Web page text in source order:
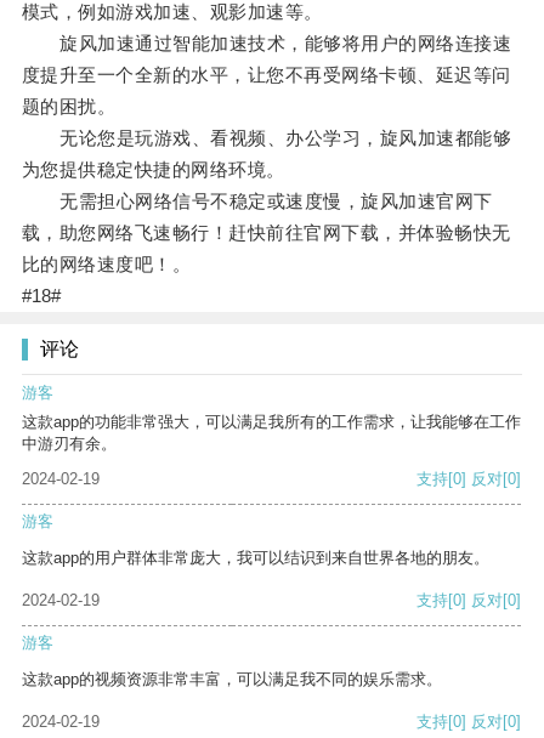
模式，例如游戏加速、观影加速等。
旋风加速通过智能加速技术，能够将用户的网络连接速
度提升至一个全新的水平，让您不再受网络卡顿、延迟等问
题的困扰。
无论您是玩游戏、看视频、办公学习，旋风加速都能够
为您提供稳定快捷的网络环境。
无需担心网络信号不稳定或速度慢，旋风加速官网下
载，助您网络飞速畅行！赶快前往官网下载，并体验畅快无
比的网络速度吧！。
#18#
评论
游客
这款app的功能非常强大，可以满足我所有的工作需求，让我能够在工作
中游刃有余。
2024-02-19
支持[0] 反对[0]
游客
这款app的用户群体非常庞大，我可以结识到来自世界各地的朋友。
2024-02-19 支持[0] 反对[0]
游客
这款app的视频资源非常丰富，可以满足我不同的娱乐需求。
2024-02-19 支持[0] 反对[0]